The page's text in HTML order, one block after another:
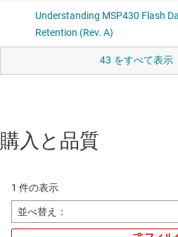
43 をすべて表示
購入と品質